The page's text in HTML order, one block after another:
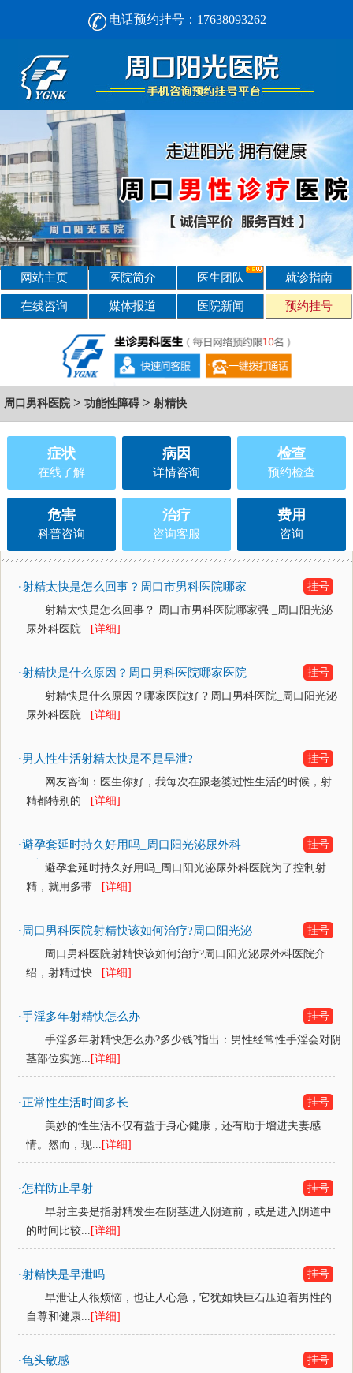
电话预约挂号：17638093262
周口男人看男科， [选对不选贵] 正规男科，看诊安心-周口阳光男科医院
网站主页 医院简介 医生团队 就诊指南
在线咨询 媒体报道 医院新闻 预约挂号
周口男科医院 > 功能性障碍 > 射精快
症状
在线了解
病因
详情咨询
检查
预约检查
危害
科普咨询
治疗
咨询客服
费用
咨询
·射精太快是怎么回事？周口市男科医院哪家
挂号
射精太快是怎么回事？ 周口市男科医院哪家强 _周口阳光泌
尿外科医院... [详细]
·射精快是什么原因？周口男科医院哪家医院
挂号
射精快是什么原因？哪家医院好？周口男科医院_周口阳光泌
尿外科医院... [详细]
·男人性生活射精太快是不是早泄?
挂号
网友咨询：医生你好，我每次在跟老婆过性生活的时候，射
精都特别的... [详细]
·避孕套延时持久好用吗_周口阳光泌尿外科
挂号
避孕套延时持久好用吗_周口阳光泌尿外科医院为了控制射
精，就用多带... [详细]
· 周口男科医院射精快该如何治疗?周口阳光泌
尿外科医院
挂号
周口男科医院射精快该如何治疗?周口阳光泌尿外科医院介
绍，射精过快... [详细]
·手淫多年射精快怎么办
挂号
手淫多年射精快怎么办?多少钱?指出：男性经常性手淫会对阴
茎部位实施... [详细]
·正常性生活时间多长
挂号
美妙的性生活不仅有益于身心健康，还有助于增进夫妻感
情。然而，现... [详细]
·怎样防止早射
挂号
早射主要是指射精发生在阴茎进入阴道前，或是进入阴道中
的时间比较... [详细]
·射精快是早泄吗
挂号
早泄让人很烦恼，也让人心急，它犹如块巨石压迫着男性的
自尊和健康... [详细]
·龟头敏感
挂号